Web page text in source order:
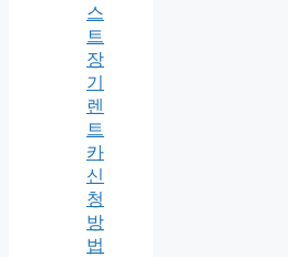
스
트
장
기
렌
트
카
신
청
방
법